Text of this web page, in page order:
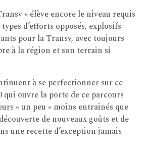
» élève encore le niveau requis
d’efforts opposés, explosifs
pour la Transv, avec toujours
à la région et son terrain si
à se perfectionner sur ce
ouvre la porte de ce parcours
« un peu » moins entrainés que
de nouveaux goûts et de
une recette d’exception jamais